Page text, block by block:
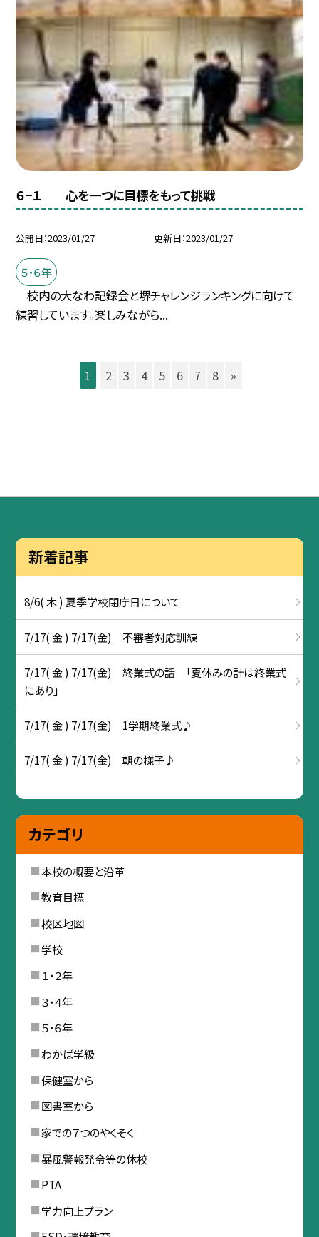
６−１ 心を一つに目標をもって挑戦
公開日 2023/01/27 更新日 2023/01/27
５・６年
校内の大なわ記録会と堺チャレンジランキングに向けて
練習しています。楽しみながら...
1 2 3 4 5 6 7 8 »
新着記事
8/6( 木 ) 夏季学校閉庁日について
7/17( 金 ) 7/17(金) 不審者対応訓練
7/17( 金 ) 7/17(金) 終業式の話 「夏休みの計は終業式
にあり」
7/17( 金 ) 7/17(金) 1学期終業式♪
7/17( 金 ) 7/17(金) 朝の様子♪
カテゴリ
本校の概要と沿革
教育目標
校区地図
学校
１・２年
３・４年
５・６年
わかば学級
保健室から
図書室から
家での７つのやくそく
暴風警報発令等の休校
PTA
学力向上プラン